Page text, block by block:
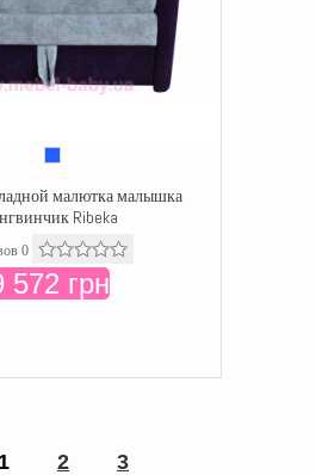
малютка малышка
Ribeka
0
572 грн
1 2
3